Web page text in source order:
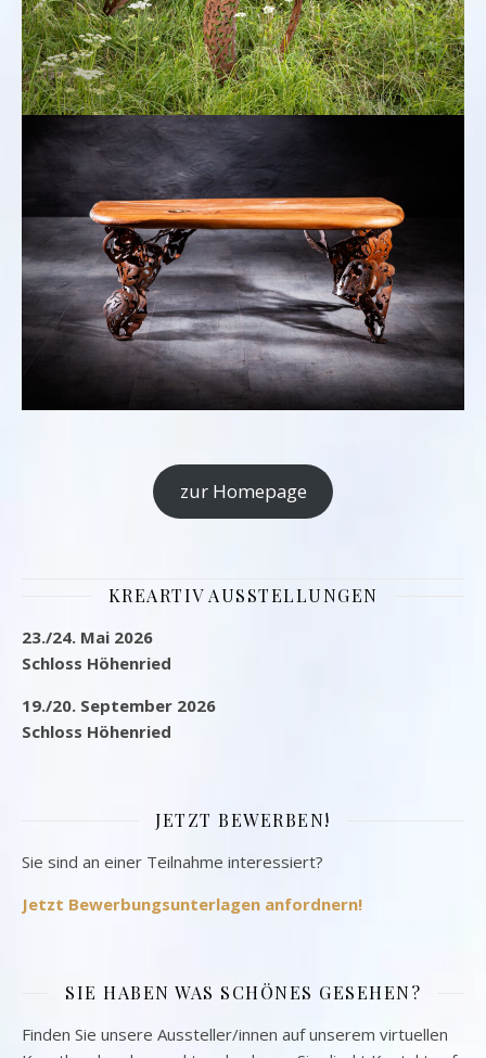
zur Homepage
KREARTIV AUSSTELLUNGEN
23./24. Mai 2026
Schloss Höhenried
19./20. September 2026
Schloss Höhenried
JETZT BEWERBEN!
Sie sind an einer Teilnahme interessiert?
Jetzt Bewerbungsunterlagen anfordnern!
SIE HABEN WAS SCHÖNES GESEHEN?
Finden Sie unsere Aussteller/innen auf unserem virtuellen